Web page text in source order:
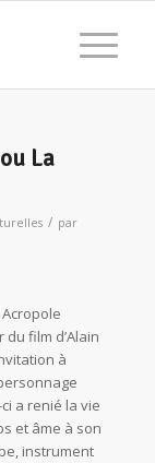
La
/ par
film d’Alain
à
a renié la vie
et âme à son
instrument